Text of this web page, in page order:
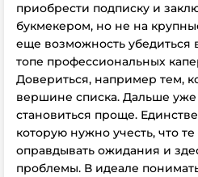
приобрести подписку и
букмекером, но не на
еще возможность убедиться
топе профессиональных
Довериться, например тем,
вершине списка. Дальше
становиться проще.
которую нужно учесть, что
оправдывать ожидания и
проблемы. В идеале